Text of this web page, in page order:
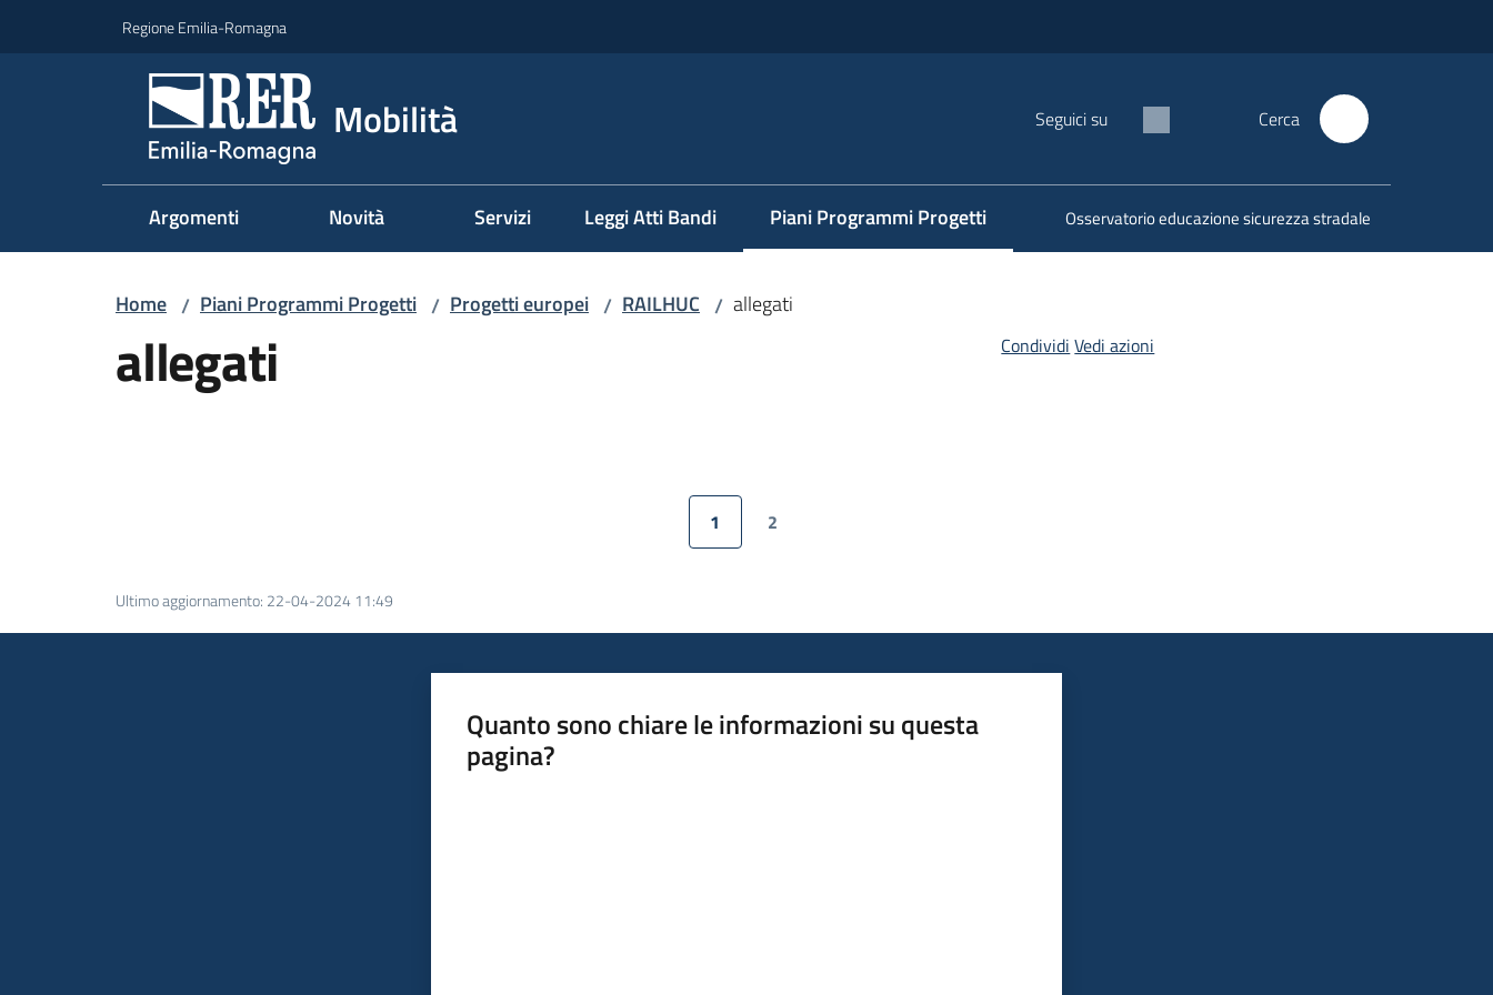
Regione Emilia-Romagna
Mobilità Seguici su Cerca
Argomenti Novità Servizi Leggi Atti Bandi Piani Programmi Progetti
Menu selezionato Osservatorio educazione sicurezza stradale
Home / Piani Programmi Progetti / Progetti europei / RAILHUC / allegati
allegati Condividi Vedi azioni
Pagina precedente
Pagina
1 Pagina
2
Ultimo aggiornamento: 22-04-2024 11:49
Quanto sono chiare le informazioni su questa
pagina?